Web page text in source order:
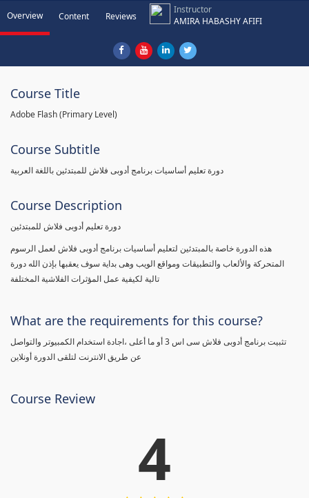
Overview Content Reviews
Instructor
AMIRA HABASHY AFIFI
Course Title
Adobe Flash (Primary Level)
Course Subtitle
دورة تعليم أساسيات برنامج أدوبى فلاش للمبتدئين باللغة العربية
Course Description
دورة تعليم أدوبى فلاش للمبتدئين
هذه الدورة خاصة بالمبتدئين لتعليم أساسيات برنامج أدوبى فلاش لعمل الرسوم
المتحركة والألعاب والتطبيقات ومواقع الويب وهى بداية سوف يعقبها بإذن الله دورة
تالية لكيفية عمل المؤثرات الفلاشية المختلفة
What are the requirements for this course?
تثبيت برنامج أدوبى فلاش سى اس 3 أو ما أعلى ،اجادة استخدام الكمبيوتر والتواصل
Course Review
4